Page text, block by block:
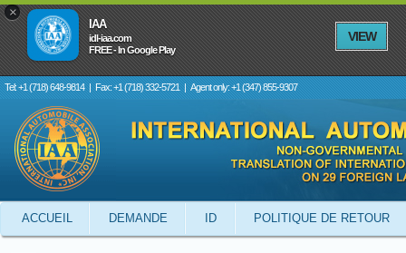
×
IAA
idl-iaa.com
FREE - In Google Play
VIEW
Tel: +1 (718) 648-9814 | Fax: +1 (718) 332-5721 | Agent only: +1 (347) 855-9307
ACCUEIL DEMANDE ID POLITIQUE DE RETOUR